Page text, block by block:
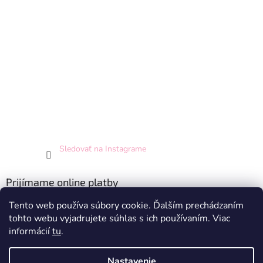
Tento web používa súbory cookie. Ďalším prechádzaním
tohto webu vyjadrujete súhlas s ich používaním. Viac
informáciítu.
Sledovať na Instagrame
Prijímame online platby